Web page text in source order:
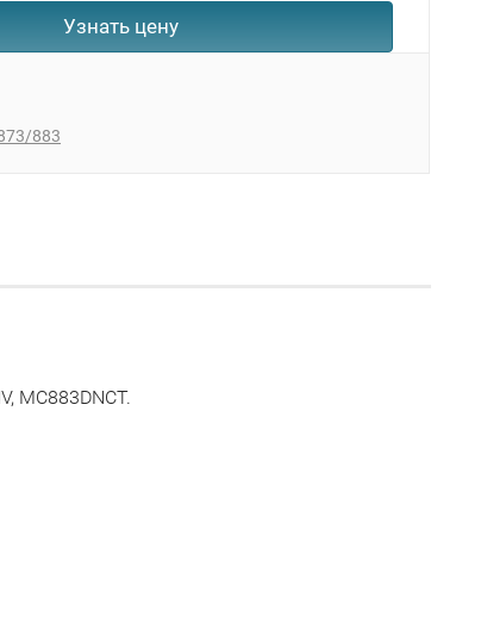
Узнать цену
883
MC883DNCT.